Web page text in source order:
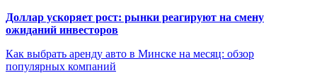
Доллар ускоряет рост: рынки реагируют на смену
ожиданий инвесторов
Как выбрать аренду авто в Минске на месяц: обзор
популярных компаний